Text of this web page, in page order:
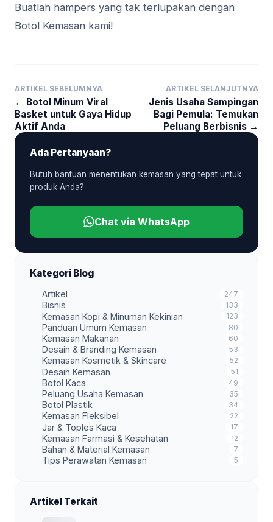
Buatlah hampers yang tak terlupakan dengan
Botol Kemasan kami!
ARTIKEL SEBELUMNYA
← Botol Minum Viral
Basket untuk Gaya Hidup
Aktif Anda
ARTIKEL SELANJUTNYA
Jenis Usaha Sampingan
Bagi Pemula: Temukan
Peluang Berbisnis →
Ada Pertanyaan?
Butuh bantuan menentukan kemasan yang tepat untuk
produk Anda?
Chat via WhatsApp
Kategori Blog
Artikel 247
Bisnis 133
Kemasan Kopi & Minuman Kekinian 123
Panduan Umum Kemasan 80
Kemasan Makanan 60
Desain & Branding Kemasan 53
Kemasan Kosmetik & Skincare 52
Desain Kemasan 51
Botol Kaca 49
Peluang Usaha Kemasan 35
Botol Plastik 34
Kemasan Fleksibel 22
Jar & Toples Kaca 17
Kemasan Farmasi & Kesehatan 12
Bahan & Material Kemasan 7
Tips Perawatan Kemasan 5
Artikel Terkait